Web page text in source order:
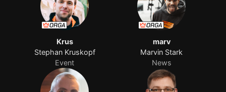
Krus
Stephan Kruskopf
Event
marv
Marvin Stark
News